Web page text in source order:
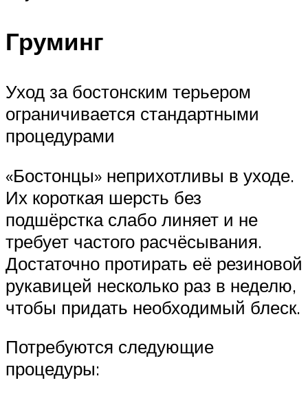
Груминг
Уход за бостонским терьером
ограничивается стандартными
процедурами
«Бостонцы» неприхотливы в уходе.
Их короткая шерсть без
подшёрстка слабо линяет и не
требует частого расчёсывания.
Достаточно протирать её резиновой
рукавицей несколько раз в неделю,
чтобы придать необходимый блеск.
Потребуются следующие
процедуры: